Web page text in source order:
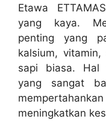
Etawa
yang kaya.
penting yang
kalsium,
sapi biasa. Hal
yang sangat
meningkatkan